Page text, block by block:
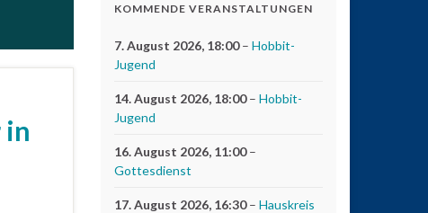
in
KOMMENDE VERANSTALTUNGEN
7. August 2026, 18:00– Hobbit-
Jugend
14. August 2026, 18:00– Hobbit-
Jugend
16. August 2026, 11:00–
Gottesdienst
17. August 2026, 16:30– Hauskreis